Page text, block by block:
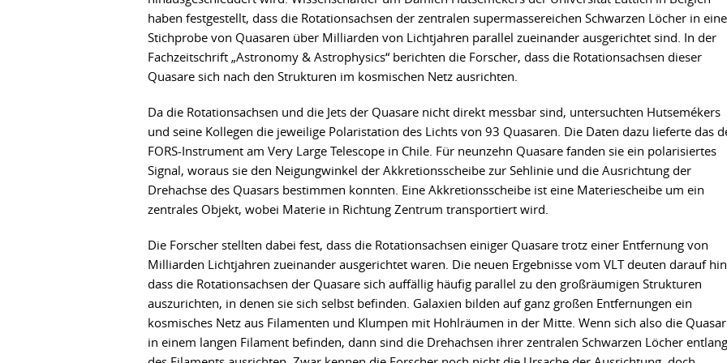
haben festgestellt, dass die Rotationsachsen der zentralen supermassereichen Schwarzen Löcher in
Stichprobe von Quasaren über Milliarden von Lichtjahren parallel zueinander ausgerichtet sind. In der
Fachzeitschrift „Astronomy & Astrophysics“ berichten die Forscher, dass die Rotationsachsen dieser
Quasare sich nach den Strukturen im kosmischen Netz ausrichten.
Da die Rotationsachsen und die Jets der Quasare nicht direkt messbar sind, untersuchten Hutsemékers
und seine Kollegen die jeweilige Polaristation des Lichts von 93 Quasaren. Die Daten dazu lieferte das
FORS-Instrument am Very Large Telescope in Chile. Für neunzehn Quasare fanden sie ein polarisiertes
Signal, woraus sie den Neigungwinkel der Akkretionsscheibe zur Sehlinie und die Ausrichtung der
Drehachse des Quasars bestimmen konnten. Eine Akkretionsscheibe ist eine Materiescheibe um ein
zentrales Objekt, wobei Materie in Richtung Zentrum transportiert wird.
Die Forscher stellten dabei fest, dass die Rotationsachsen einiger Quasare trotz einer Entfernung von
Milliarden Lichtjahren zueinander ausgerichtet waren. Die neuen Ergebnisse vom VLT deuten darauf
dass die Rotationsachsen der Quasare sich auffällig häufig parallel zu den großräumigen Strukturen
auszurichten, in denen sie sich selbst befinden. Galaxien bilden auf ganz großen Entfernungen ein
kosmisches Netz aus Filamenten und Klumpen mit Hohlräumen in der Mitte. Wenn sich also die
in einem langen Filament befinden, dann sind die Drehachsen ihrer zentralen Schwarzen Löcher entlang